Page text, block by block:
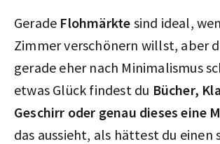
Gerade Flohmärkte sind ideal,
Zimmer verschönern willst, aber
gerade eher nach Minimalismus
etwas Glück findest du Bücher,
Geschirr oder genau dieses eine
das aussieht, als hättest du einen